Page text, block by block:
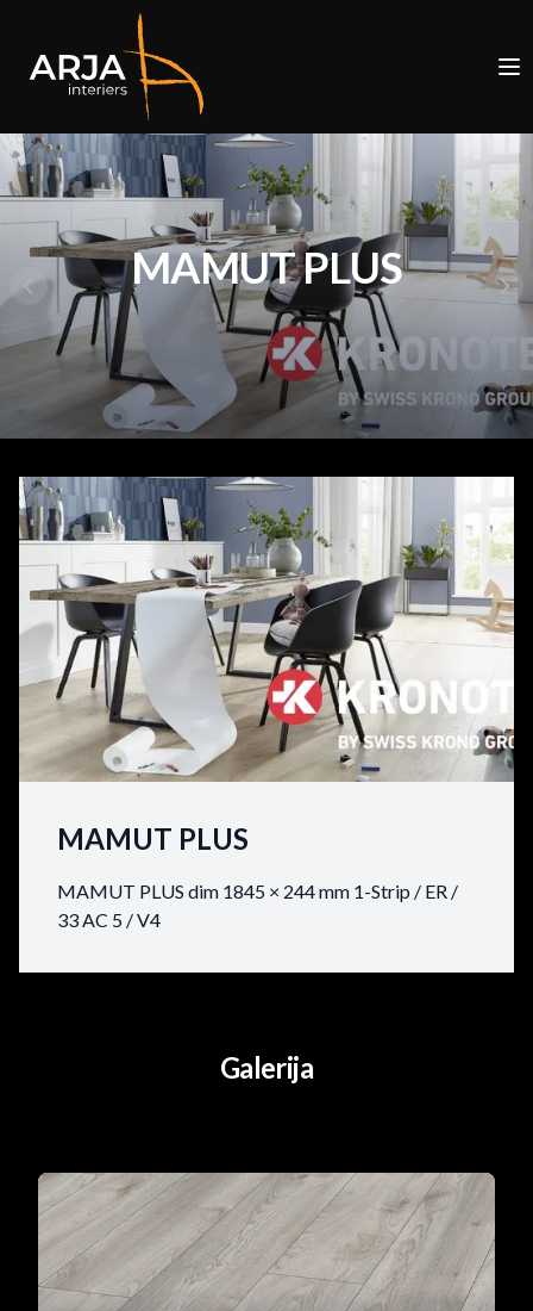
MAMUT PLUS
MAMUT PLUS
MAMUT PLUS dim 1845 × 244 mm 1-Strip / ER /
33 AC 5 / V4
Galerija